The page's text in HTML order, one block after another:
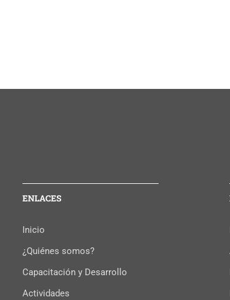
ENLACES
Inicio
¿Quiénes somos?
Capacitación y Desarrollo
Actividades